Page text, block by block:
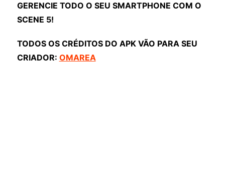
GERENCIE TODO O SEU SMARTPHONE COM O
SCENE 5!
TODOS OS CRÉDITOS DO APK VÃO PARA SEU
CRIADOR: OMAREA